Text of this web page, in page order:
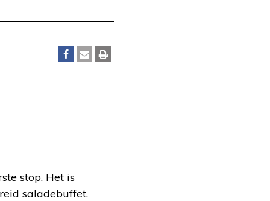
stop. Het is
saladebuffet.